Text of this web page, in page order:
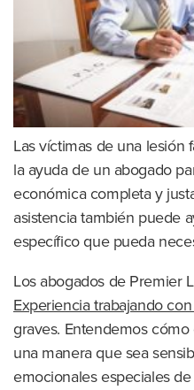
Las víctimas de una lesión
la ayuda de un abogado
económica completa y
asistencia también puede
específico que pueda
Los abogados de Premier
Experiencia trabajando
graves. Entendemos
una manera que sea
emocionales especiales